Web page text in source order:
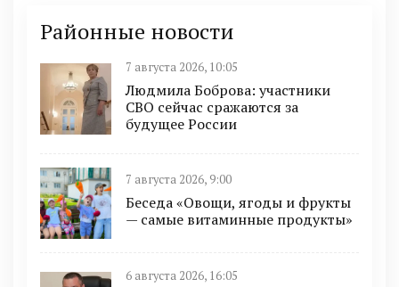
Районные новости
7 августа 2026, 10:05
Людмила Боброва: участники
СВО сейчас сражаются за
будущее России
7 августа 2026, 9:00
Беседа «Овощи, ягоды и фрукты
— самые витаминные продукты»
6 августа 2026, 16:05